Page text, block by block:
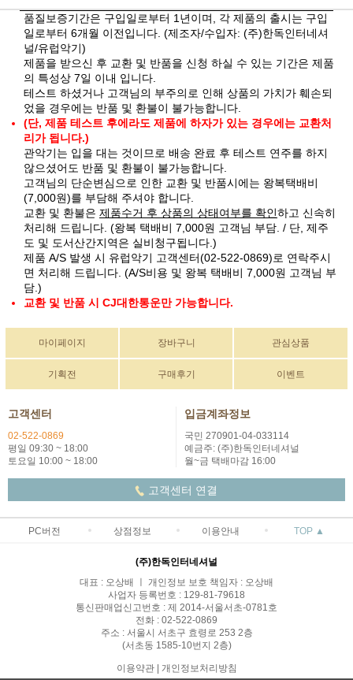
품질보증기간은 구입일로부터 1년이며, 각 제품의 출시는 구입
일로부터 6개월 이전입니다. (제조자/수입자: (주)한독인터네셔
널/유럽악기)
제품을 받으신 후 교환 및 반품을 신청 하실 수 있는 기간은 제품
의 특성상 7일 이내 입니다.
테스트 하셨거나 고객님의 부주의로 인해 상품의 가치가 훼손되
었을 경우에는 반품 및 환불이 불가능합니다.
(단, 제품 테스트 후에라도 제품에 하자가 있는 경우에는 교환처
리가 됩니다.)
관악기는 입을 대는 것이므로 배송 완료 후 테스트 연주를 하지
않으셨어도 반품 및 환불이 불가능합니다.
고객님의 단순변심으로 인한 교환 및 반품시에는 왕복택배비
(7,000원)를 부담해 주셔야 합니다.
교환 및 환불은 제품수거 후 상품의 상태여부를 확인하고 신속히
처리해 드립니다. (왕복 택배비 7,000원 고객님 부담. / 단, 제주
도 및 도서산간지역은 실비청구됩니다.)
제품 A/S 발생 시 유럽악기 고객센터(02-522-0869)로 연락주시
면 처리해 드립니다. (A/S비용 및 왕복 택배비 7,000원 고객님 부
담.)
교환 및 반품 시 CJ대한통운만 가능합니다.
마이페이지 장바구니 관심상품
기획전 구매후기 이벤트
고객센터
02-522-0869
평일 09:30 ~ 18:00
토요일 10:00 ~ 18:00
입금계좌정보
국민 270901-04-033114
예금주: (주)한독인터네셔널
월~금 택배마감 16:00
고객센터 연결
PC버전 상점정보 이용안내 TOP ▲
(주)한독인터네셔널
대표 : 오상배 ㅣ 개인정보 보호 책임자 : 오상배
사업자 등록번호 : 129-81-79618
통신판매업신고번호 : 제 2014-서울서초-0781호
전화 : 02-522-0869
주소 : 서울시 서초구 효령로 253 2층
(서초동 1585-10번지 2층)
이용약관| 개인정보처리방침